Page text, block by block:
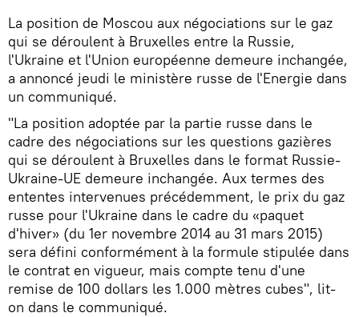
La position de Moscou aux négociations sur le gaz
qui se déroulent à Bruxelles entre la Russie,
l'Ukraine et l'Union européenne demeure inchangée,
a annoncé jeudi le ministère russe de l'Energie dans
un communiqué.
"La position adoptée par la partie russe dans le
cadre des négociations sur les questions gazières
qui se déroulent à Bruxelles dans le format Russie-
Ukraine-UE demeure inchangée. Aux termes des
ententes intervenues précédemment, le prix du gaz
russe pour l'Ukraine dans le cadre du «paquet
d'hiver» (du 1er novembre 2014 au 31 mars 2015)
sera défini conformément à la formule stipulée dans
le contrat en vigueur, mais compte tenu d'une
remise de 100 dollars les 1.000 mètres cubes", lit-
on dans le communiqué.